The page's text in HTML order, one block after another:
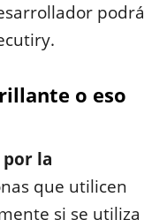
podrá
o eso
por la
que utilicen
si se utiliza